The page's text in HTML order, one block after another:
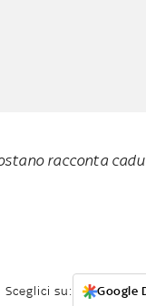
racconta
Sceglici su: Google